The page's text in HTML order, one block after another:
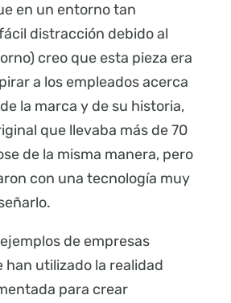
en un entorno tan
distracción debido al
creo que esta pieza era
a los empleados acerca
la marca y de su historia,
que llevaba más de 70
de la misma manera, pero
con una tecnología muy
de empresas
han utilizado la realidad
para crear